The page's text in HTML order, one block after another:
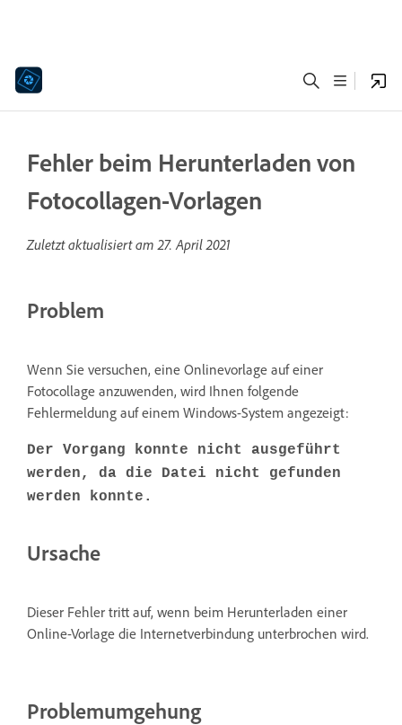
Fehler beim Herunterladen von
Fotocollagen-Vorlagen
Zuletzt aktualisiert am27. April 2021
Problem
Wenn Sie versuchen, eine Onlinevorlage auf einer
Fotocollage anzuwenden, wird Ihnen folgende
Fehlermeldung auf einem Windows-System angezeigt:
Der Vorgang konnte nicht ausgeführt
werden, da die Datei nicht gefunden
werden konnte.
Ursache
Dieser Fehler tritt auf, wenn beim Herunterladen einer
Online-Vorlage die Internetverbindung unterbrochen wird.
Problemumgehung